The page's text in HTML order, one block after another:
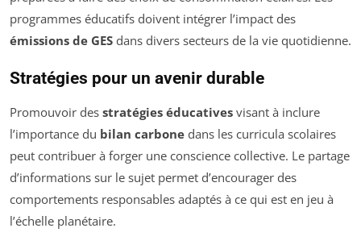
programmes éducatifs doivent intégrer l’impact des
émissions de GES dans divers secteurs de la vie quotidienne.
Stratégies pour un avenir durable
Promouvoir des stratégies éducatives visant à inclure
l’importance du bilan carbone dans les curricula scolaires
peut contribuer à forger une conscience collective. Le partage
d’informations sur le sujet permet d’encourager des
comportements responsables adaptés à ce qui est en jeu à
l’échelle planétaire.